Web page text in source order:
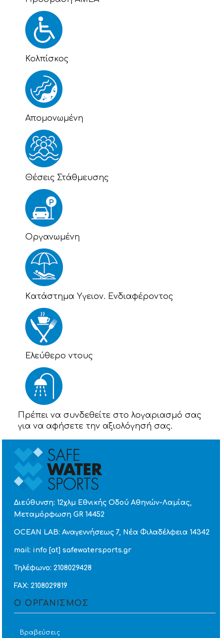
Κολπίσκος
Απομονωμένη
Θέσεις Στάθμευσης
Οργανωμένη
Kατάστημα Υγειον. Ενδιαφέροντος
Eλεύθερο ντους
Πρέπει να συνδεθείτε στο λογαριασμό σας
για να αφήσετε την αξιολόγησή σας.
Διεύθυνση: 12χλμ Εθνικής Οδού Αθηνών-Λαμίας,
Μεταμόρφωση GR 14452
OCEAN LAB: Αναγεννήσεως 7, Νέα Φιλαδέλφεια 14342
mail: info [at] safewatersports.gr
Τηλέφωνο: 2108029428
FAX: 2108029819
Ο ΟΡΓΑΝΙΣΜΟΣ
Βραβεύσεις